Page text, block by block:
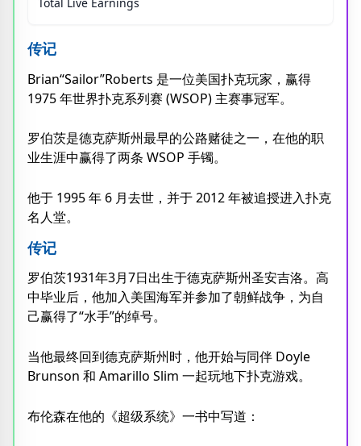
传记
Brian“Sailor”Roberts 是一位美国扑克玩家，赢得
1975 年世界扑克系列赛 (WSOP) 主赛事冠军。
罗伯茨是德克萨斯州最早的公路赌徒之一，在他的职
业生涯中赢得了两条 WSOP 手镯。
他于 1995 年 6 月去世，并于 2012 年被追授进入扑克
名人堂。
传记
罗伯茨1931年3月7日出生于德克萨斯州圣安吉洛。高
中毕业后，他加入美国海军并参加了朝鲜战争，为自
己赢得了“水手”的绰号。
当他最终回到德克萨斯州时，他开始与同伴 Doyle
Brunson 和 Amarillo Slim 一起玩地下扑克游戏。
布伦森在他的《超级系统》一书中写道：